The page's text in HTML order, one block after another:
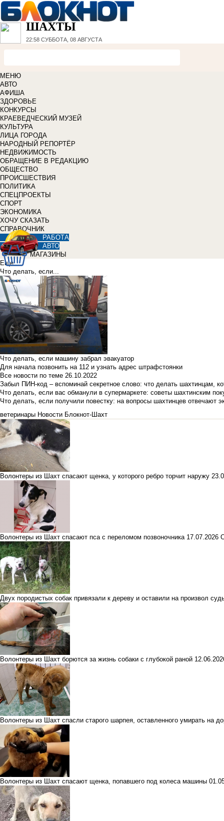
ШАХТЫ
22:58 СУББОТА, 08 АВГУСТА
МЕНЮ
АВТО
АФИША
ЗДОРОВЬЕ
КОНКУРСЫ
КРАЕВЕДЧЕСКИЙ МУЗЕЙ
КУЛЬТУРА
ЛИЦА ГОРОДА
НАРОДНЫЙ РЕПОРТЁР
НЕДВИЖИМОСТЬ
ОБРАЩЕНИЕ В РЕДАКЦИЮ
ОБЩЕСТВО
ПРОИСШЕСТВИЯ
ПОЛИТИКА
СПЕЦПРОЕКТЫ
СПОРТ
ЭКОНОМИКА
ХОЧУ СКАЗАТЬ
СПРАВОЧНИК
РАБОТА
АВТО
МАГАЗИНЫ
Еще
Что делать, если...
Что делать, если машину забрал эвакуатор
Для начала позвонить на 112 и узнать адрес штрафстоянки
Все новости по теме 26.10.2022
Забыл ПИН-код – вспоминай секретное слово: что делать шахтинцам,
Что делать, если вас обманули в супермаркете: советы шахтинским
Что делать, если получили повестку: на вопросы шахтинцев отвечают
ветеринары Новости Блокнот-Шахт
Волонтеры из Шахт спасают щенка, у которого ребро торчит наружу
Волонтеры из Шахт спасают пса с переломом позвоночника 17.07.2026
Двух породистых собак привязали к дереву и оставили на произвол
Волонтеры из Шахт борются за жизнь собаки с глубокой раной
Волонтеры из Шахт спасли старого шарпея, оставленного умирать на
Волонтеры из Шахт спасают щенка, попавшего под колеса машины